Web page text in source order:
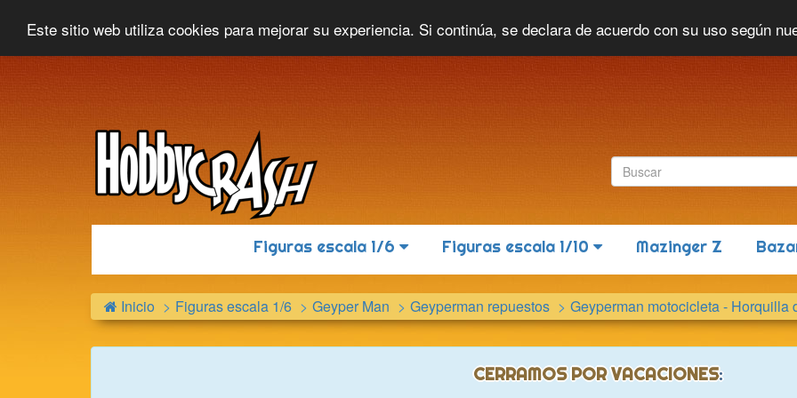
Este sitio web utiliza cookies para mejorar su experiencia. Si continúa, se declara de acuerdo con su uso según
Hobbycrash Novedades Contacto Idioma actual: Español
Figuras escala 1/6 Figuras escala 1/10 Mazinger Z
Inicio Figuras escala 1/6 Geyper Man Geyperman repuestos Geyperman motocicleta - Horquilla
CERRAMOS POR VACACIONES: